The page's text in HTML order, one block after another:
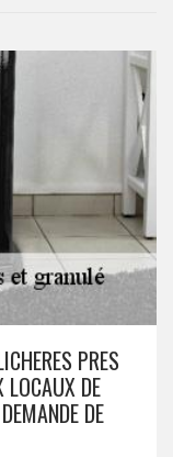
PRES
LOCAUX DE
DE